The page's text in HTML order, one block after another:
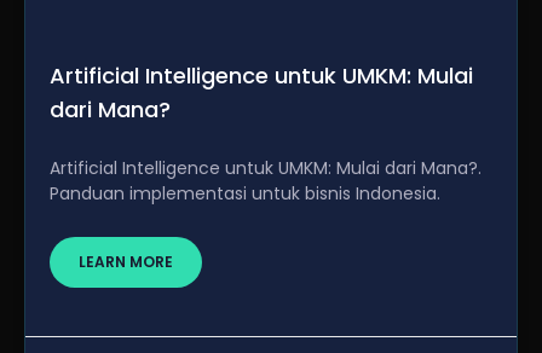
Artificial Intelligence untuk UMKM: Mulai
dari Mana?
Artificial Intelligence untuk UMKM: Mulai dari Mana?.
Panduan implementasi untuk bisnis Indonesia.
LEARN MORE